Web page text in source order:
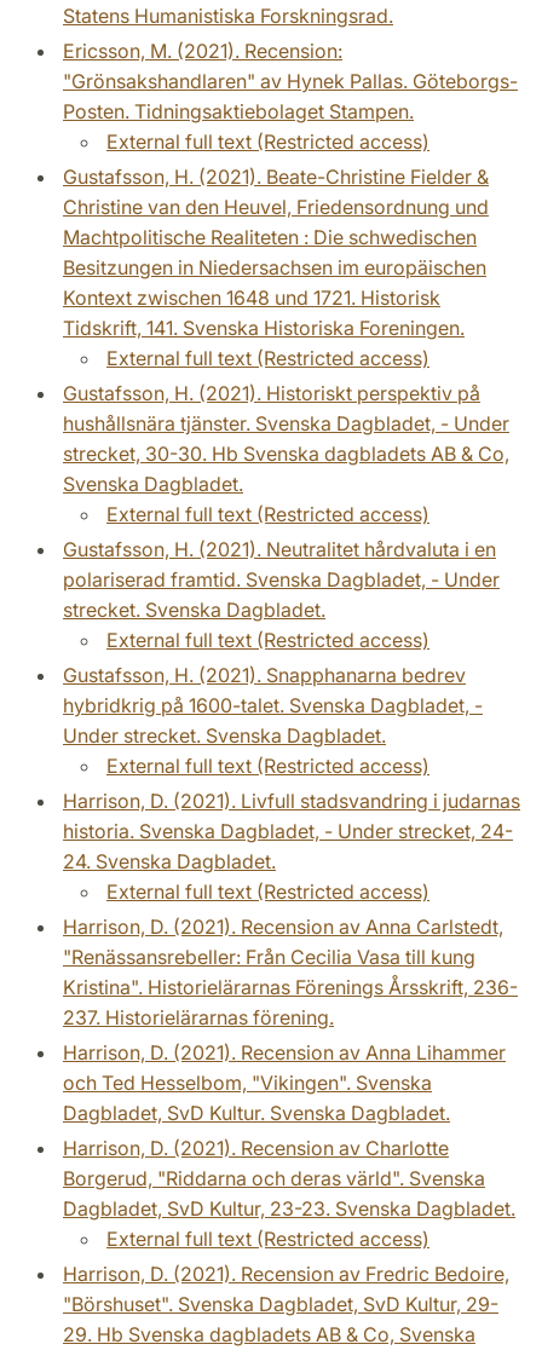
Statens Humanistiska Forskningsrad.
Ericsson, M. (2021). Recension:
"Grönsakshandlaren" av Hynek Pallas. Göteborgs-
Posten. Tidningsaktiebolaget Stampen.
External full text (Restricted access)
Gustafsson, H. (2021). Beate-Christine Fielder &
Christine van den Heuvel, Friedensordnung und
Machtpolitische Realiteten : Die schwedischen
Besitzungen in Niedersachsen im europäischen
Kontext zwischen 1648 und 1721. Historisk
Tidskrift, 141. Svenska Historiska Foreningen.
External full text (Restricted access)
Gustafsson, H. (2021). Historiskt perspektiv på
hushållsnära tjänster. Svenska Dagbladet, - Under
strecket, 30-30. Hb Svenska dagbladets AB & Co,
Svenska Dagbladet.
External full text (Restricted access)
Gustafsson, H. (2021). Neutralitet hårdvaluta i en
polariserad framtid. Svenska Dagbladet, - Under
strecket. Svenska Dagbladet.
External full text (Restricted access)
Gustafsson, H. (2021). Snapphanarna bedrev
hybridkrig på 1600-talet. Svenska Dagbladet, -
Under strecket. Svenska Dagbladet.
External full text (Restricted access)
Harrison, D. (2021). Livfull stadsvandring i judarnas
historia. Svenska Dagbladet, - Under strecket, 24-
24. Svenska Dagbladet.
External full text (Restricted access)
Harrison, D. (2021). Recension av Anna Carlstedt,
"Renässansrebeller: Från Cecilia Vasa till kung
Kristina". Historielärarnas Förenings Årsskrift, 236-
237. Historielärarnas förening.
Harrison, D. (2021). Recension av Anna Lihammer
och Ted Hesselbom, "Vikingen". Svenska
Dagbladet, SvD Kultur. Svenska Dagbladet.
Harrison, D. (2021). Recension av Charlotte
Borgerud, "Riddarna och deras värld". Svenska
Dagbladet, SvD Kultur, 23-23. Svenska Dagbladet.
External full text (Restricted access)
Harrison, D. (2021). Recension av Fredric Bedoire,
"Börshuset". Svenska Dagbladet, SvD Kultur, 29-
29. Hb Svenska dagbladets AB & Co, Svenska